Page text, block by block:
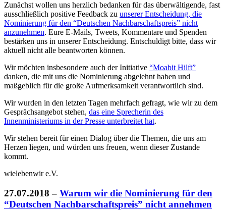
Zunächst wollen uns herzlich bedanken für das überwältigende, fast
ausschließlich positive Feedback zu unserer Entscheidung, die
Nominierung für den “Deutschen Nachbarschaftspreis” nicht
anzunehmen. Eure E-Mails, Tweets, Kommentare und Spenden
bestärken uns in unserer Entscheidung. Entschuldigt bitte, dass wir
aktuell nicht alle beantworten können.
Wir möchten insbesondere auch der Initiative “Moabit Hilft”
danken, die mit uns die Nominierung abgelehnt haben und
maßgeblich für die große Aufmerksamkeit verantwortlich sind.
Wir wurden in den letzten Tagen mehrfach gefragt, wie wir zu dem
Gesprächsangebot stehen, das eine Sprecherin des
Innenministeriums in der Presse unterbreitet hat.
Wir stehen bereit für einen Dialog über die Themen, die uns am
Herzen liegen, und würden uns freuen, wenn dieser Zustande
kommt.
wielebenwir e.V.
27.07.2018 – Warum wir die Nominierung für den
“Deutschen Nachbarschaftspreis” nicht annehmen